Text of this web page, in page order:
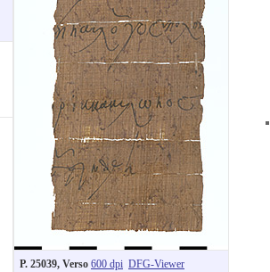
P. 25039, Verso 600 dpi DFG-Viewer